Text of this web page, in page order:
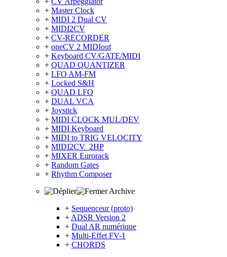
+ Master Clock
+ MIDI 2 Dual CV
+ MIDI2CV
+ CV-RECORDER
+ oneCV 2 MIDIout
+ Keyboard CV/GATE/MIDI
+ QUAD QUANTIZER
+ LFO AM-FM
+ Locked S&H
+ QUAD LFO
+ DUAL VCA
+ Joystick
+ MIDI CLOCK MUL/DEV
+ MIDI Keyboard
+ MIDI to TRIG VELOCITY
+ MIDI2CV_2HP
+ MIXER Eurorack
+ Random Gates
+ Rhythm Composer
Archive
+ Sequenceur (proto)
+ ADSR Version 2
+ Dual AR numérique
+ Multi-Effet FV-1
+ CHORDS